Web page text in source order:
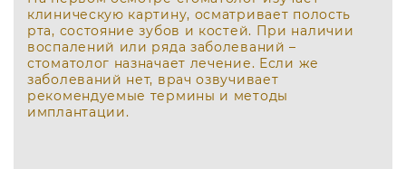
клиническую картину, осматривает полость
рта, состояние зубов и костей. При наличии
воспалений или ряда заболеваний –
стоматолог назначает лечение. Если же
заболеваний нет, врач озвучивает
рекомендуемые термины и методы
имплантации.